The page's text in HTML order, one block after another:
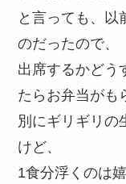
と言っても、以
のだったので、
出席するかどう
たらお弁当がも
別にギリギリの
けど、
1食分浮くのは